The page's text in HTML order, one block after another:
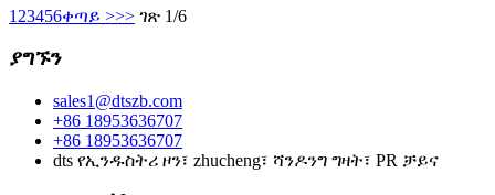
1 23456ቀጣይ >>> ገጽ 1/6
ያግኙን
sales1@dtszb.com
+86 18953636707
+86 18953636707
dts የኢንዱስትሪ ዞን፣ zhucheng፣ ሻንዶንግ ግዛት፣ PR ቻይና